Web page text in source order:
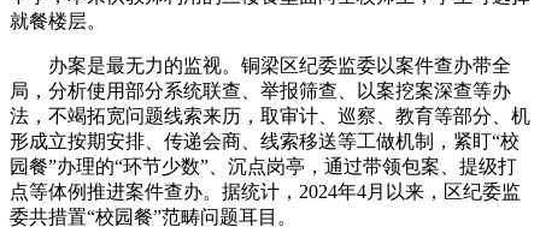
就餐楼层。
办案是最无力的监视。铜梁区纪委监委以案件查办带全
局，分析使用部分系统联查、举报筛查、以案挖案深查等办
法，不竭拓宽问题线索来历，取审计、巡察、教育等部分、机
形成立按期安排、传递会商、线索移送等工做机制，紧盯“校
园餐”办理的“环节少数”、沉点岗亭，通过带领包案、提级打
点等体例推进案件查办。据统计，2024年4月以来，区纪委监
委共措置“校园餐”范畴问题耳目。